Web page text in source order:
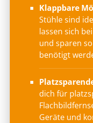
Klappbare
Stühle sind
lassen sich
und sparen
benötigt
dich für
Geräte und